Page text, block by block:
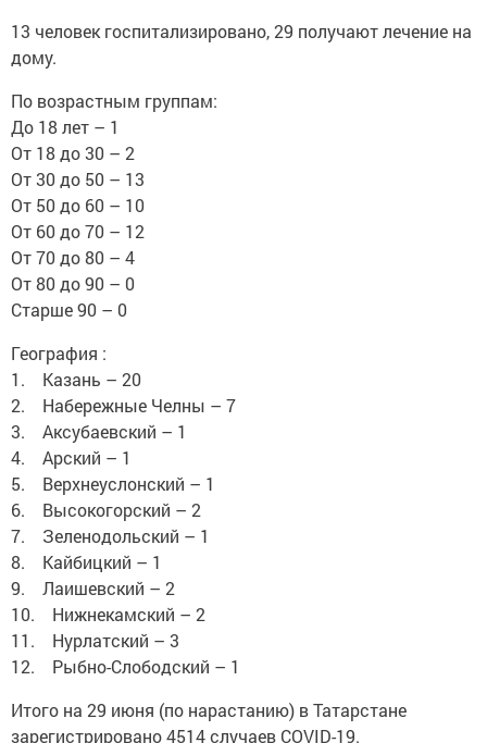
13 человек госпитализировано, 29 получают лечение на
дому.
По возрастным группам:
До 18 лет – 1
От 18 до 30 – 2
От 30 до 50 – 13
От 50 до 60 – 10
От 60 до 70 – 12
От 70 до 80 – 4
От 80 до 90 – 0
Старше 90 – 0
География :
1. Казань – 20
2. Набережные Челны – 7
3. Аксубаевский – 1
4. Арский – 1
5. Верхнеуслонский – 1
6. Высокогорский – 2
7. Зеленодольский – 1
8. Кайбицкий – 1
9. Лаишевский – 2
10. Нижнекамский – 2
11. Нурлатский – 3
12. Рыбно-Слободский – 1
Итого на 29 июня (по нарастанию) в Татарстане
зарегистрировано 4514 случаев COVID-19.